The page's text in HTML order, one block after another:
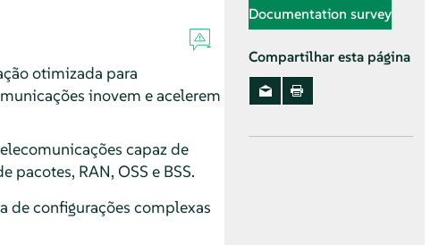
otimizada para
inovem e acelerem
capaz de
RAN, OSS e BSS.
de configurações complexas
Documentation survey
Compartilhar esta página